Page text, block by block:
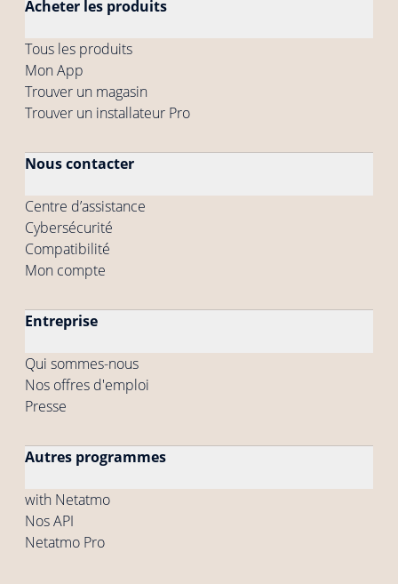
Acheter les produits
Tous les produits
Mon App
Trouver un magasin
Trouver un installateur Pro
Nous contacter
Centre d’assistance
Cybersécurité
Compatibilité
Mon compte
Entreprise
Qui sommes-nous
Nos offres d'emploi
Presse
Autres programmes
with Netatmo
Nos API
Netatmo Pro